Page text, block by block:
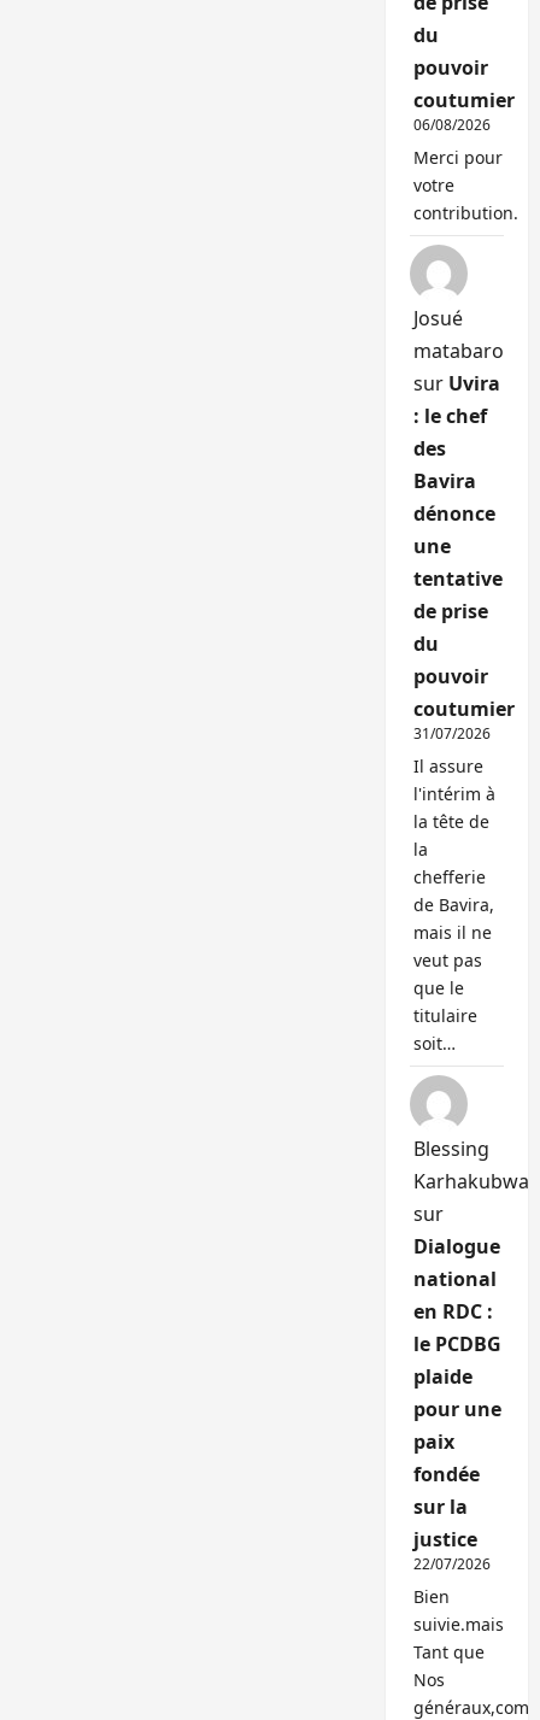
du
pouvoir
coutumier
06/08/2026
Merci pour
votre
contribution.
Josué
matabaro
sur Uvira
: le chef
des
Bavira
dénonce
une
tentative
de prise
du
pouvoir
coutumier
31/07/2026
Il assure
l'intérim à
la tête de
la
chefferie
de Bavira,
mais il ne
veut pas
que le
titulaire
soit…
Blessing
Karhakubwa
sur
Dialogue
national
en RDC :
le PCDBG
plaide
pour une
paix
fondée
sur la
justice
22/07/2026
Bien
suivie.mais
Tant que
Nos
généraux,com